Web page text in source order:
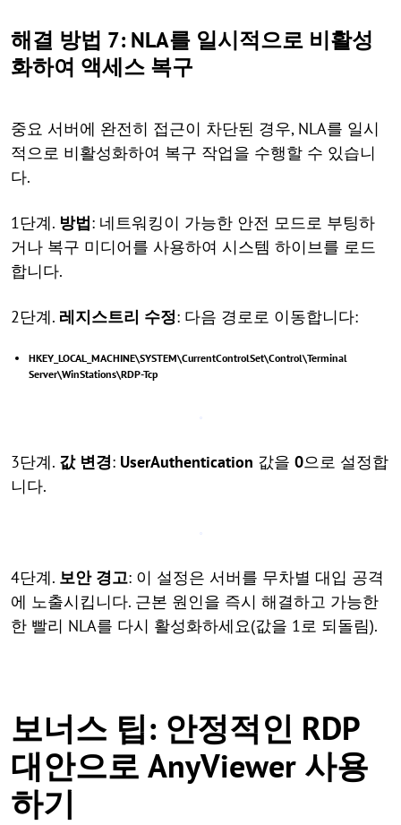
해결 방법 7: NLA를 일시적으로 비활성
화하여 액세스 복구
중요 서버에 완전히 접근이 차단된 경우, NLA를 일시
적으로 비활성화하여 복구 작업을 수행할 수 있습니
다.
1단계. 방법: 네트워킹이 가능한 안전 모드로 부팅하
거나 복구 미디어를 사용하여 시스템 하이브를 로드
합니다.
2단계. 레지스트리 수정: 다음 경로로 이동합니다:
HKEY_LOCAL_MACHINE\SYSTEM\CurrentControlSet\Control\Terminal
Server\WinStations\RDP-Tcp
3단계. 값 변경: UserAuthentication 값을 0으로 설정합
니다.
4단계. 보안 경고: 이 설정은 서버를 무차별 대입 공격
에 노출시킵니다. 근본 원인을 즉시 해결하고 가능한
한 빨리 NLA를 다시 활성화하세요(값을 1로 되돌림).
보너스 팁: 안정적인 RDP
대안으로 AnyViewer 사용
하기